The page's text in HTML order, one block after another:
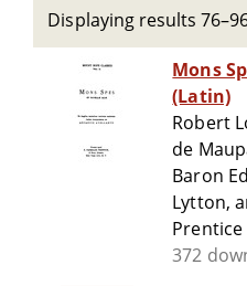
Displaying results
Mons
(Latin)
Robert
de
Baron
Lytton,
Prentice
372